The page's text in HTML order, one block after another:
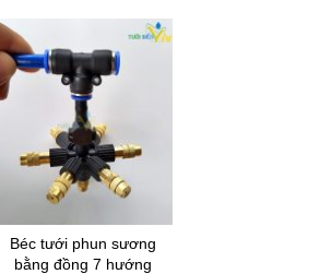
Béc tưới phun sương
bằng đồng 7 hướng